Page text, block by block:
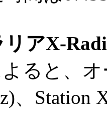
アX-
ると、
、Station